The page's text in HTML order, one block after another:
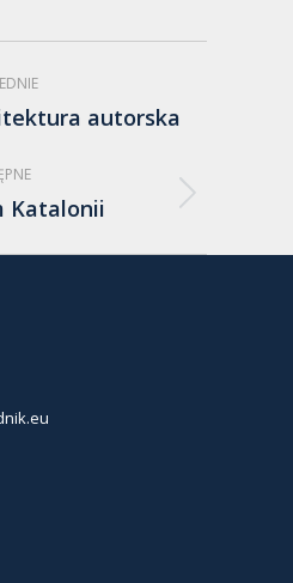
autorska
Katalonii